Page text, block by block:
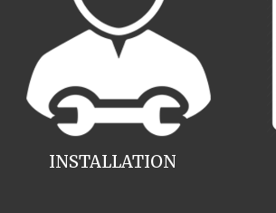
INSTALLATION